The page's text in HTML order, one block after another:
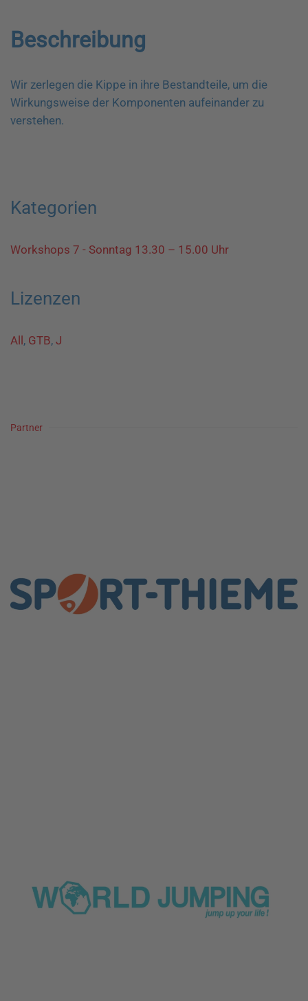
Beschreibung
Wir zerlegen die Kippe in ihre Bestandteile, um die
Wirkungsweise der Komponenten aufeinander zu
verstehen.
Kategorien
Workshops 7 - Sonntag 13.30 – 15.00 Uhr
Lizenzen
All , GTB, J
Partner